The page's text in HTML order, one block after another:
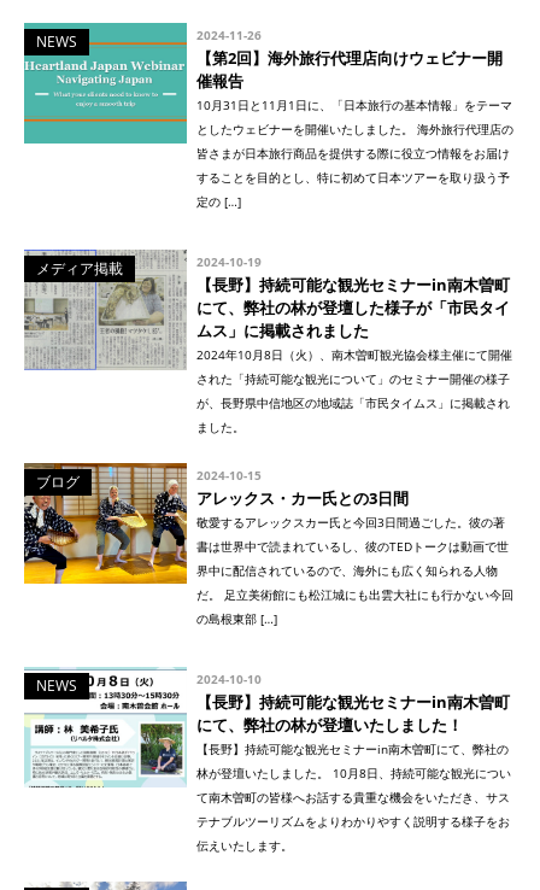
NEWS 2024-11-26
【第2回】海外旅行代理店向けウェビナー開
催報告
10月31日と11月1日に、「日本旅行の基本情報」をテーマ
としたウェビナーを開催いたしました。 海外旅行代理店の
皆さまが日本旅行商品を提供する際に役立つ情報をお届け
することを目的とし、特に初めて日本ツアーを取り扱う予
定の […]
メディア掲載 2024-10-19
【長野】持続可能な観光セミナーin南木曽町
にて、弊社の林が登壇した様子が「市民タイ
ムス」に掲載されました
2024年10月8日（火）、南木曽町観光協会様主催にて開催
された「持続可能な観光について」のセミナー開催の様子
が、長野県中信地区の地域誌「市民タイムス」に掲載され
ました。
ブログ 2024-10-15
アレックス・カー氏との3日間
敬愛するアレックスカー氏と今回3日間過ごした。彼の著
書は世界中で読まれているし、彼のTEDトークは動画で世
界中に配信されているので、海外にも広く知られる人物
だ。 足立美術館にも松江城にも出雲大社にも行かない今回
の島根東部 […]
NEWS 2024-10-10
【長野】持続可能な観光セミナーin南木曽町
にて、弊社の林が登壇いたしました！
【長野】持続可能な観光セミナーin南木曽町にて、弊社の
林が登壇いたしました。 10月8日、持続可能な観光につい
て南木曽町の皆様へお話する貴重な機会をいただき、サス
テナブルツーリズムをよりわかりやすく説明する様子をお
伝えいたします。